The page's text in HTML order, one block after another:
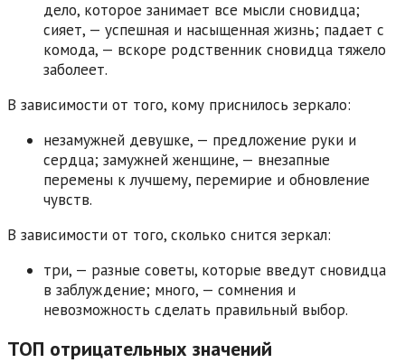
дело, которое занимает все мысли сновидца;
сияет, — успешная и насыщенная жизнь; падает с
комода, — вскоре родственник сновидца тяжело
заболеет.
В зависимости от того, кому приснилось зеркало:
незамужней девушке, — предложение руки и
сердца; замужней женщине, — внезапные
перемены к лучшему, перемирие и обновление
чувств.
В зависимости от того, сколько снится зеркал:
три, — разные советы, которые введут сновидца
в заблуждение; много, — сомнения и
невозможность сделать правильный выбор.
ТОП отрицательных значений